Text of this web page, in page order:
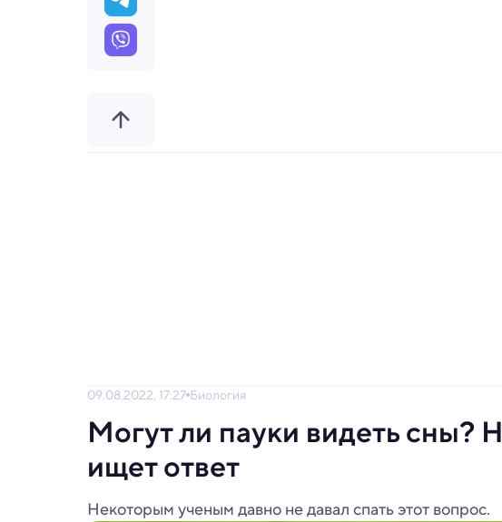
09.08.2022, 17:27 Биология
Могут ли пауки видеть сны?
ищет ответ
Некоторым ученым давно не давал спать этот вопрос.